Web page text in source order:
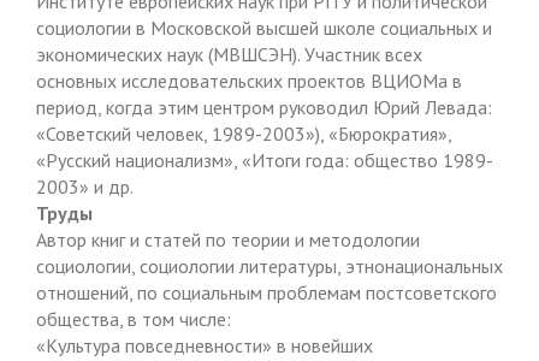
социологии в Московской высшей школе социальных и
экономических наук (МВШСЭН). Участник всех
основных исследовательских проектов ВЦИОМа в
период, когда этим центром руководил Юрий Левада:
«Советский человек, 1989-2003»), «Бюрократия»,
«Русский национализм», «Итоги года: общество 1989-
2003» и др.
Труды
Автор книг и статей по теории и методологии
социологии, социологии литературы, этнонациональных
отношений, по социальным проблемам постсоветского
общества, в том числе:
«Культура повседневности» в новейших